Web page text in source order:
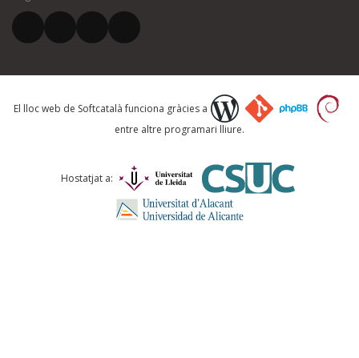
El vostre correu electrònic *
Què proposeu?
Comentari *
El lloc web de Softcatalà funciona gràcies a
entre altre programari lliure.
Hostatjat a: